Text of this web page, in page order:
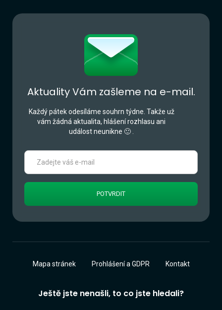
Aktuality Vám zašleme na e-mail.
Každý pátek odesíláme souhrn týdne. Takže už
vám žádná aktualita, hlášení rozhlasu ani
událost neunikne 🙂 .
Ještě jste nenašli, to co jste hledali?
Mapa stránek Prohlášení a GDPR Kontakt